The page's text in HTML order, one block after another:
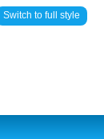
Switch to full style